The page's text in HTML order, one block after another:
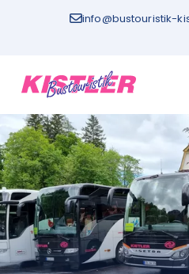
info@bustouristik-